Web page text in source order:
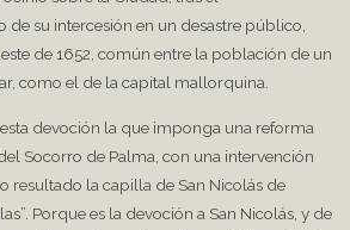
su intercesión en un desastre público,
de 1652, común entre la población de un
como el de la capital mallorquina.
devoción la que imponga una reforma
Socorro de Palma, con una intervención
resultado la capilla de San Nicolás de
Porque es la devoción a San Nicolás, y de